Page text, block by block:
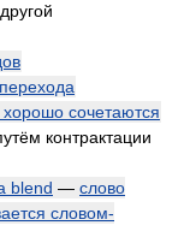
хорошо сочетаются
контрактации
blend — слово
словом-